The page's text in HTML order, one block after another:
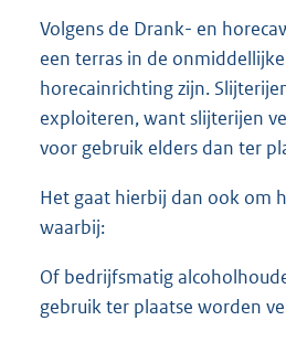
Volgens de Drank- en
een terras in de
horecainrichting zijn.
exploiteren, want slijterijen
voor gebruik elders dan ter
Het gaat hierbij dan ook om
waarbij:
Of bedrijfsmatig
gebruik ter plaatse worden